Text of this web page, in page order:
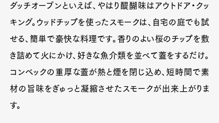
ダッチオーブンといえば、やはり醍醐味はアウトドア・クッ
キング。ウッドチップを使ったスモークは、自宅の庭でも試
せる、簡単で豪快な料理です。香りのよい桜のチップを敷
き詰めて火にかけ、好きな魚介類を並べて蓋をするだけ。
コンベックの重厚な蓋が熱と煙を閉じ込め、短時間で素
材の旨味をぎゅっと凝縮させたスモークが出来上がりま
す。